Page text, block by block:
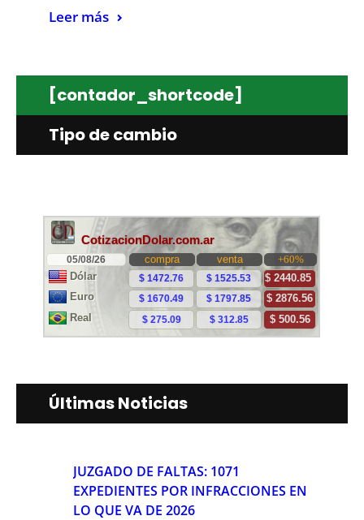
Leer más
[contador_shortcode]
Tipo de cambio
Últimas Noticias
JUZGADO DE FALTAS: 1071
EXPEDIENTES POR INFRACCIONES EN
LO QUE VA DE 2026